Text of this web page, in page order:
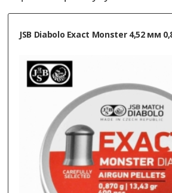
JSB Diabolo Exact Monster 4,52 мм